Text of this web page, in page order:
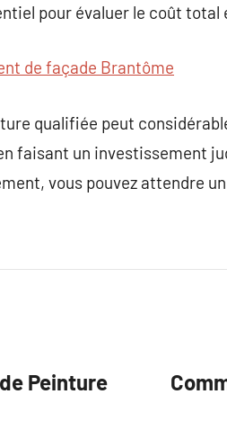
pour évaluer le coût
de façade Brantôme
qualifiée peut
faisant un investissement
vous pouvez attendre
Peinture